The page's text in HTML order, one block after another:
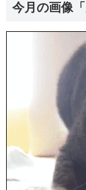
今月の画像